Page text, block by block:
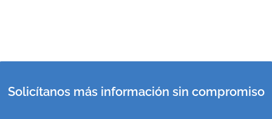
Solicítanos más información sin compromiso